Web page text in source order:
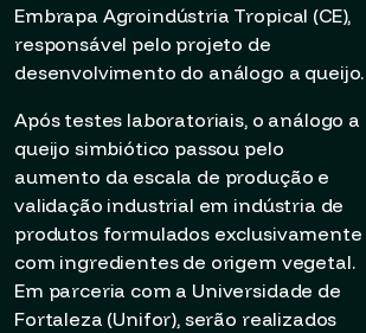
Embrapa Agroindústria Tropical (CE),
responsável pelo projeto de
desenvolvimento do análogo a queijo.
Após testes laboratoriais, o análogo a
queijo simbiótico passou pelo
aumento da escala de produção e
validação industrial em indústria de
produtos formulados exclusivamente
com ingredientes de origem vegetal.
Em parceria com a Universidade de
Fortaleza (Unifor), serão realizados